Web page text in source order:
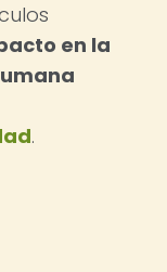
en la
.